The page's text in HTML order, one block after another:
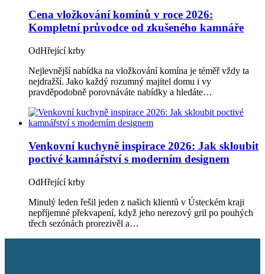
Cena vložkování komínů v roce 2026:
Kompletní průvodce od zkušeného kamnáře
OdHřející krby
Nejlevnější nabídka na vložkování komína je téměř vždy ta
nejdražší. Jako každý rozumný majitel domu i vy
pravděpodobně porovnáváte nabídky a hledáte…
Venkovní kuchyně inspirace 2026: Jak skloubit
poctivé kamnářství s moderním designem
OdHřející krby
Minulý leden řešil jeden z našich klientů v Ústeckém kraji
nepříjemné překvapení, když jeho nerezový gril po pouhých
třech sezónách prorezivěl a…